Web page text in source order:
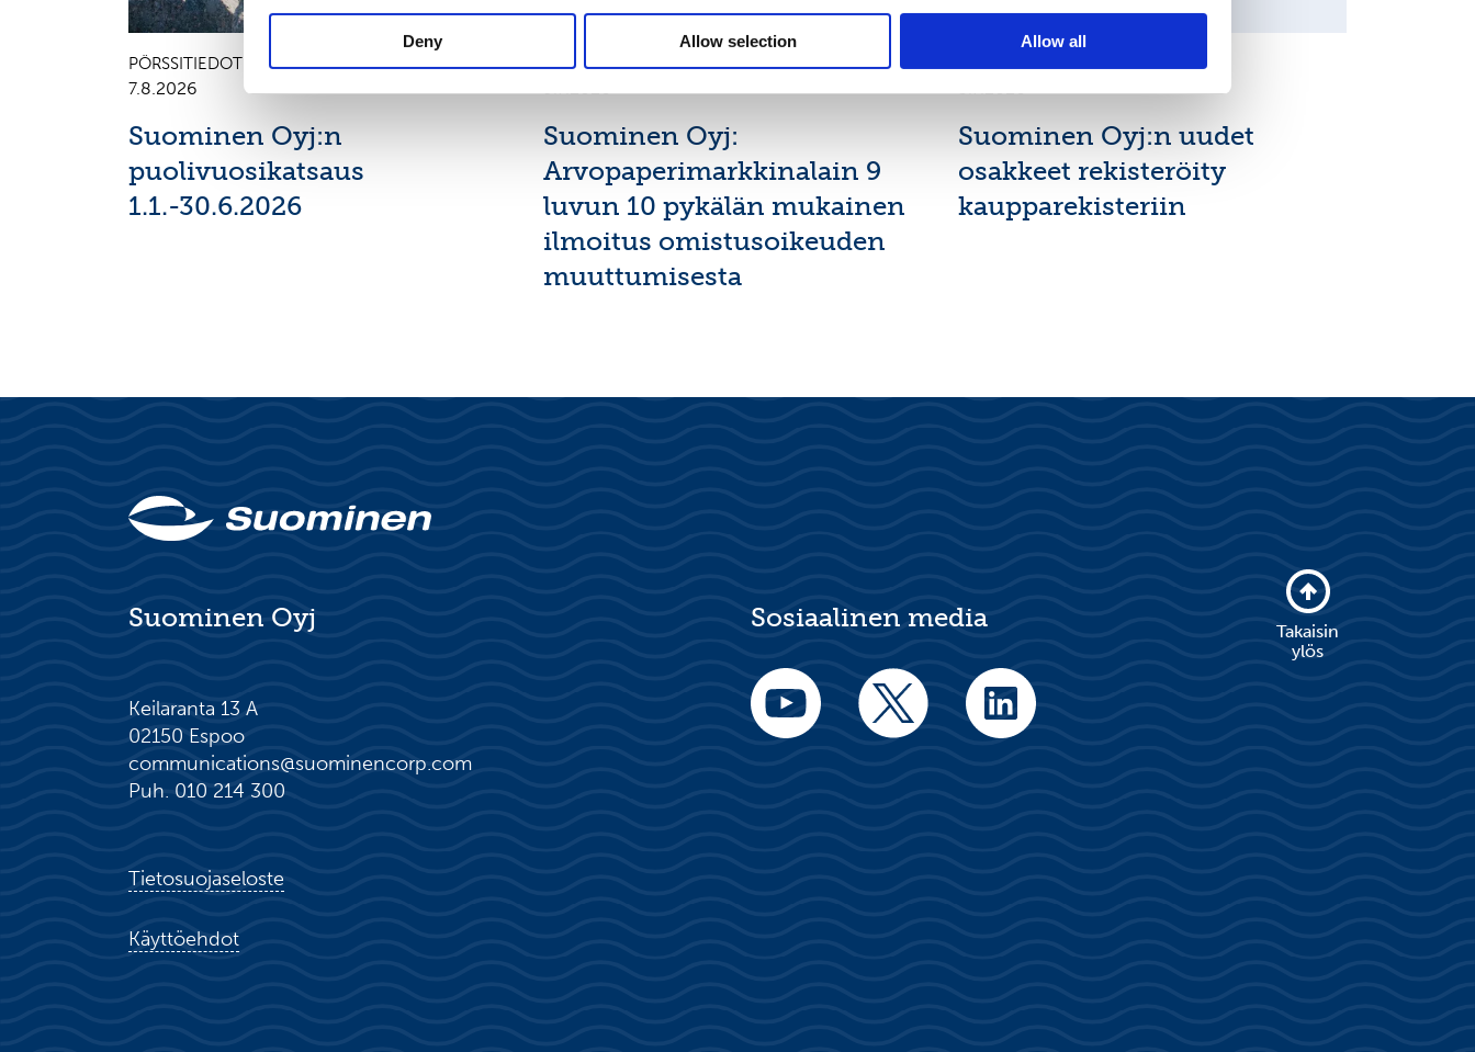
Deny Allow selection Allow all
PÖRSSITIEDOTE
7.8.2026
Suominen Oyj:n
puolivuosikatsaus
1.1.-30.6.2026
PÖRSSITIEDOTE
Suominen Oyj:
Arvopaperimarkkinalain 9
luvun 10 pykälän mukainen
ilmoitus omistusoikeuden
muuttumisesta
Suominen Oyj:n uudet
osakkeet rekisteröity
kaupparekisteriin
Suominen Oyj
Keilaranta 13 A
02150 Espoo
communications@suominencorp.com
Puh. 010 214 300
Tietosuojaseloste
Käyttöehdot
Sosiaalinen media
Takaisin
ylös